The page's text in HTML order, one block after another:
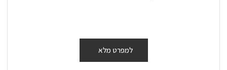
למפרט מלא